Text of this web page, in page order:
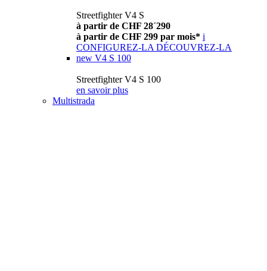
Streetfighter V4 S
à partir de CHF 28´290
à partir de CHF 299 par mois* i
CONFIGUREZ-LA DÉCOUVREZ-LA
new V4 S 100
Streetfighter V4 S 100
en savoir plus
Multistrada